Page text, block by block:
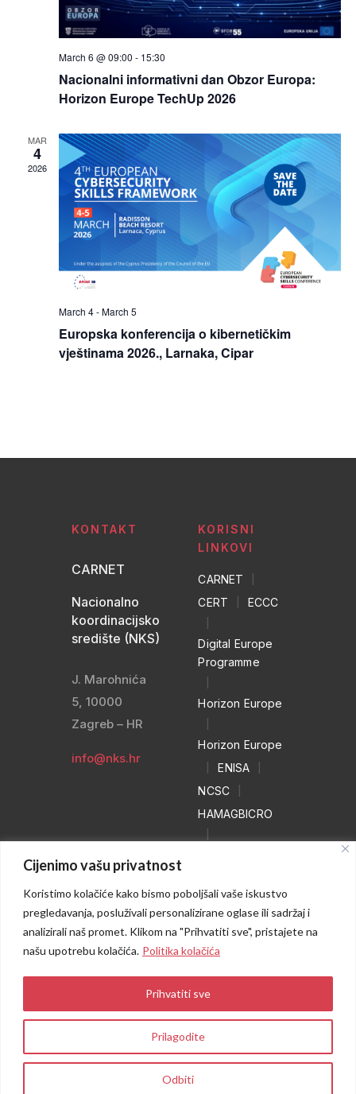
Cijenimo vašu privatnost
Koristimo kolačiće kako bismo poboljšali vaše iskustvo
pregledavanja, posluživali personalizirane oglase ili sadržaj i
analizirali naš promet. Klikom na "Prihvatiti sve", pristajete na
našu upotrebu kolačića. Politika kolačića
Prilagodite
Odbiti
Prihvatiti sve
March 6 @ 09:00 - 15:30
Nacionalni informativni dan Obzor Europa:
Horizon Europe TechUp 2026
MAR
4
2026
March 4-March 5
Europska konferencija o kibernetičkim
vještinama 2026., Larnaka, Cipar
KONTAKT
CARNET
Nacionalno
koordinacijsko
središte (NKS)
J. Marohnića
5, 10000
Zagreb – HR
info@nks.hr
KORISNI
LINKOVI
CARNET
CERT ECCC
Digital Europe
Programme
Horizon Europe
Horizon Europe
ENISA
NCSC
HAMAGBICRO
NO MORE
RANSOM
| WEB HEROJ
Sva prava pridržana © 2025 CARNET